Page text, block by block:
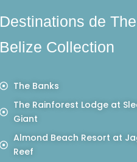
Destinations de The
Belize Collection
The Banks
The Rainforest Lodge at
Giant
Almond Beach Resort at
Reef